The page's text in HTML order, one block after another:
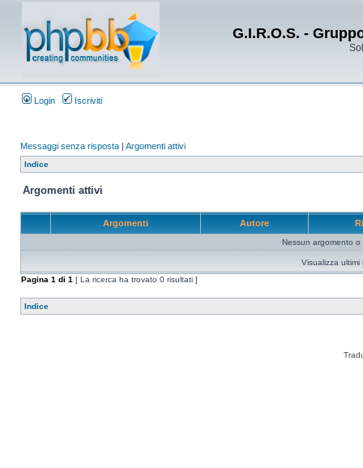
G.I.R.O.S. -
Login Iscriviti
Messaggi senza risposta | Argomenti attivi
Indice
Argomenti attivi
Argomenti Autore
Nessun argomento o
Visualizza ultimi
Pagina 1 di 1 [ La ricerca ha trovato 0 risultati ]
Indice